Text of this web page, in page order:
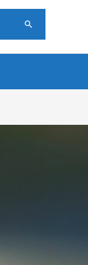
Zoeken